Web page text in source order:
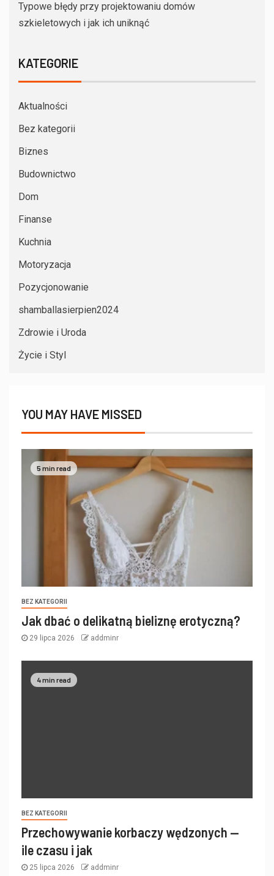
Typowe błędy przy projektowaniu domów
szkieletowych i jak ich uniknąć
KATEGORIE
Aktualności
Bez kategorii
Biznes
Budownictwo
Dom
Finanse
Kuchnia
Motoryzacja
Pozycjonowanie
shamballasierpien2024
Zdrowie i Uroda
Życie i Styl
YOU MAY HAVE MISSED
5 min read
BEZ KATEGORII
Jak dbać o delikatną bieliznę erotyczną?
29 lipca 2026 addminr
4 min read
BEZ KATEGORII
Przechowywanie korbaczy wędzonych —
ile czasu i jak
25 lipca 2026 addminr